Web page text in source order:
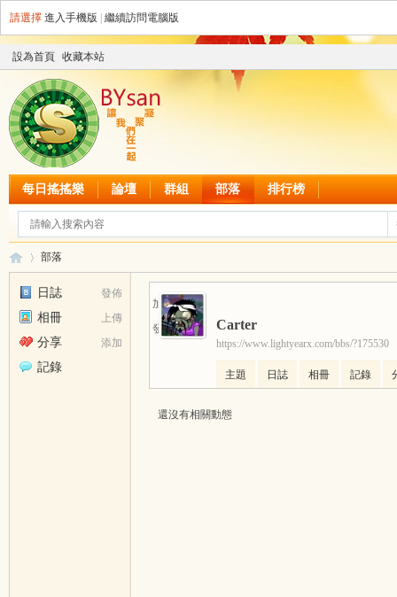
請選擇 進入手機版 繼續訪問電腦版
設為首頁 收藏本站
每日搖搖樂 論壇 群組 部落 排行榜
部落
發佈
日誌
上傳
相冊
添加
分享
記錄
加為好友
發送消息
Carter
https://www.lightyearx.com/bbs/?175530
主題 日誌 相冊 記錄
還沒有相關動態